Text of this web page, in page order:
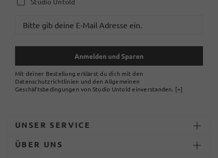
Anmelden und Sparen
Mit deiner Bestellung erklärst du dich mit den
Datenschutzrichtlinien und den Allgemeinen
Geschäftsbedingungen von Studio Untold einverstanden. [+]
UNSER SERVICE
ÜBER UNS